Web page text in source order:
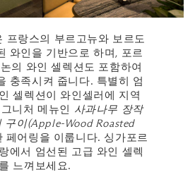
랑스의 부르고뉴와 보르도
와인을 기반으로 하며, 포르
의 와인 셀렉션도 포함하여
충족시켜 줍니다. 특별히 엄
셀렉션이 와인셀러에 지역
니처 메뉴인 사과나무 장작
구이(Apple-Wood Roasted
페어링을 이룹니다. 싱가포르
에서 엄선된 고급 와인 셀렉
느껴보세요.